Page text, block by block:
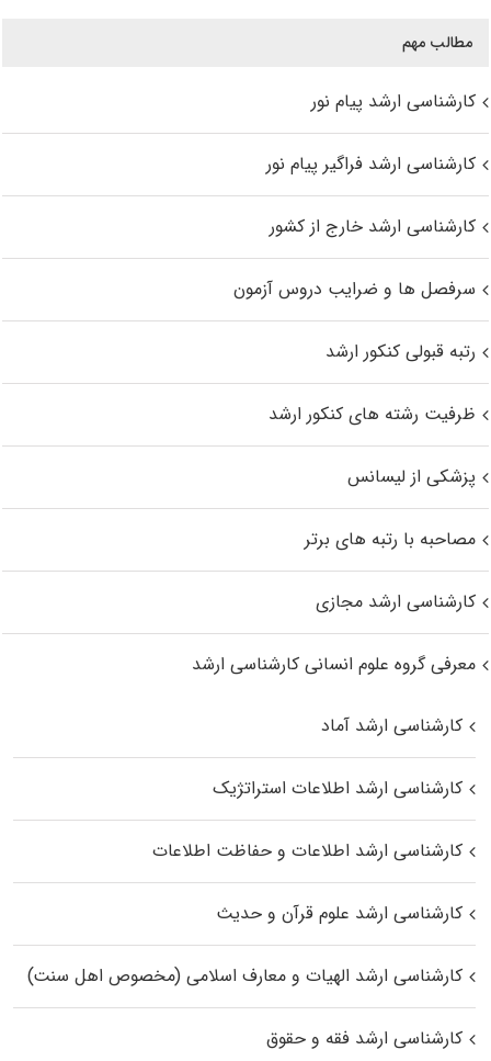
مطالب مهم
کارشناسی ارشد پیام نور
کارشناسی ارشد فراگیر پیام نور
کارشناسی ارشد خارج از کشور
سرفصل ها و ضرایب دروس آزمون
رتبه قبولی کنکور ارشد
ظرفیت رشته های کنکور ارشد
پزشکی از لیسانس
مصاحبه با رتبه های برتر
کارشناسی ارشد مجازی
معرفی گروه علوم انسانی کارشناسی ارشد
کارشناسی ارشد آماد
کارشناسی ارشد اطلاعات استراتژیک
کارشناسی ارشد اطلاعات و حفاظت اطلاعات
کارشناسی ارشد علوم قرآن و حدیث
کارشناسی ارشد الهیات و معارف اسلامی (مخصوص اهل سنت)
کارشناسی ارشد فقه و حقوق